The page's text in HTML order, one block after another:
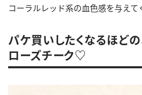
コーラルレッド系の血色感を与え
パケ買いしたくなるほど
ローズチーク♡